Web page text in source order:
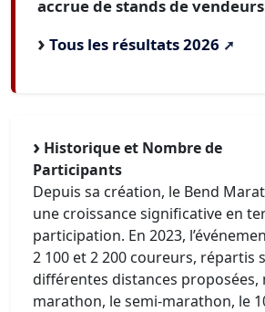
accrue de stands de
Tous les résultats 2026
Historique et Nombre de
Participants
Depuis sa création, le Bend
une croissance significative en
participation. En 2023,
2 100 et 2 200 coureurs, répartis
différentes distances
marathon, le semi-marathon, le